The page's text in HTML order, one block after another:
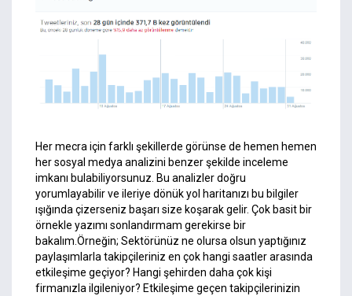
Her mecra için farklı şekillerde görünse de hemen hemen
her sosyal medya analizini benzer şekilde inceleme
imkanı bulabiliyorsunuz. Bu analizler doğru
yorumlayabilir ve ileriye dönük yol haritanızı bu bilgiler
ışığında çizerseniz başarı size koşarak gelir. Çok basit bir
örnekle yazımı sonlandırmam gerekirse bir
bakalım.Örneğin; Sektörünüz ne olursa olsun yaptığınız
paylaşımlarla takipçileriniz en çok hangi saatler arasında
etkileşime geçiyor? Hangi şehirden daha çok kişi
firmanızla ilgileniyor? Etkileşime geçen takipçilerinizin